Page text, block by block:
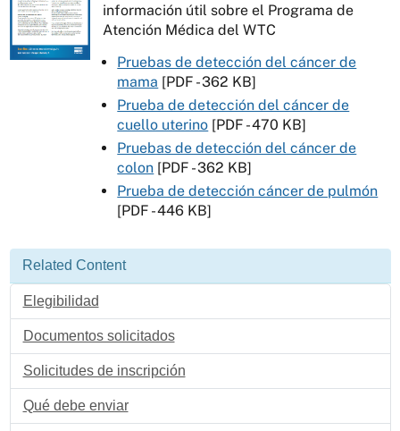
información útil sobre el Programa de
Atención Médica del WTC
Pruebas de detección del cáncer de
mama [PDF - 362 KB]
Prueba de detección del cáncer de
cuello uterino [PDF - 470 KB]
Pruebas de detección del cáncer de
colon [PDF - 362 KB]
Prueba de detección cáncer de pulmón
[PDF - 446 KB]
Related Content
Elegibilidad
Documentos solicitados
Solicitudes de inscripción
Qué debe enviar